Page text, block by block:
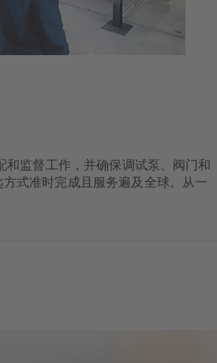
和监督工作，并确保调试泵、阀门和
式准时完成且服务遍及全球。从一